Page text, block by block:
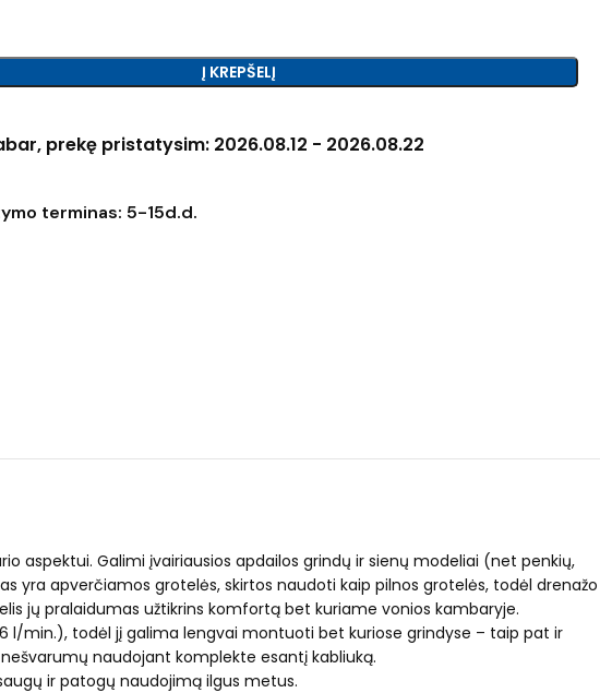
Į KREPŠELĮ
prekę pristatysim: 2026.08.12 - 2026.08.22
terminas: 5-15d.d.
aspektui. Galimi įvairiausios apdailos grindų ir sienų modeliai (net penkių,
yra apverčiamos grotelės, skirtos naudoti kaip pilnos grotelės, todėl drenažo
jų pralaidumas užtikrins komfortą bet kuriame vonios kambaryje.
l/min.), todėl jį galima lengvai montuoti bet kuriose grindyse – taip pat ir
naudojant komplekte esantį kabliuką.
ir patogų naudojimą ilgus metus.